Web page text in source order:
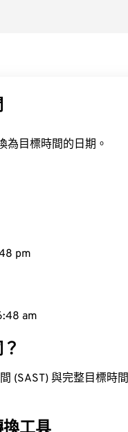
為目標時間的日期。
pm
am
(SAST) 與完整目標時